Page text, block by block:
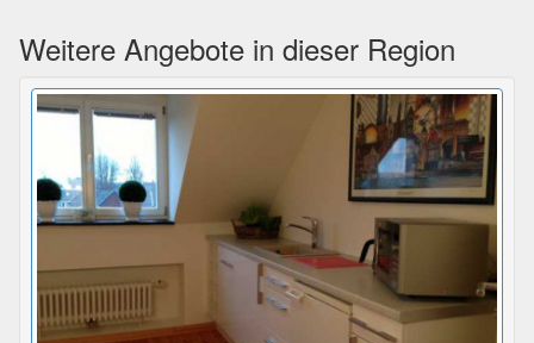
Weitere Angebote in dieser Region